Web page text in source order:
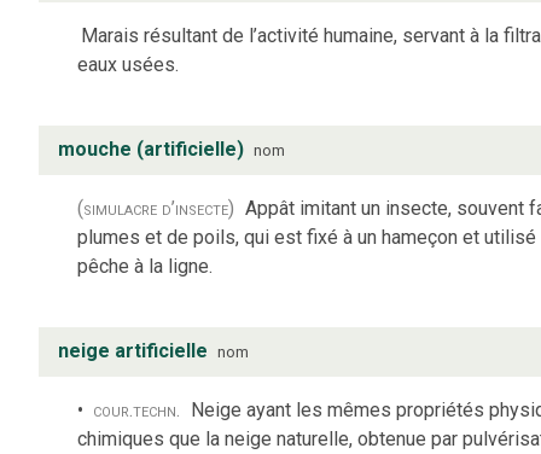
Marais résultant de l’activité humaine, servant à la
eaux usées.
mouche (artificielle) nom
(simulacre d’insecte) Appât imitant un insecte, souvent
plumes et de poils, qui est fixé à un hameçon et utilisé
pêche à la ligne.
neige artificielle nom
cour.techn. Neige ayant les mêmes propriétés
chimiques que la neige naturelle, obtenue par